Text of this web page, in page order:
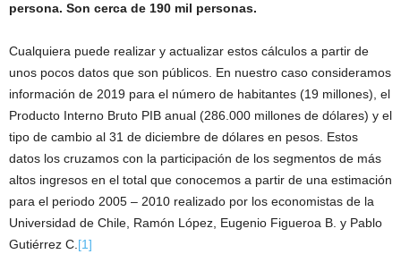
persona. Son cerca de 190 mil personas.
Cualquiera puede realizar y actualizar estos cálculos a partir de
unos pocos datos que son públicos. En nuestro caso consideramos
información de 2019 para el número de habitantes (19 millones), el
Producto Interno Bruto PIB anual (286.000 millones de dólares) y el
tipo de cambio al 31 de diciembre de dólares en pesos. Estos
datos los cruzamos con la participación de los segmentos de más
altos ingresos en el total que conocemos a partir de una estimación
para el periodo 2005 – 2010 realizado por los economistas de la
Universidad de Chile, Ramón López, Eugenio Figueroa B. y Pablo
Gutiérrez C.[1]